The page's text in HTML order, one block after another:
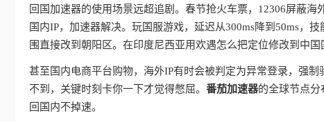
回国加速器的使用场景远超追剧。春节抢火车票，12306屏蔽
国内IP，加速器解决。玩国服游戏，延迟从300ms降到50ms，
围直接改到朝阳区。在印度尼西亚用欢遇怎么把定位修改到中
甚至国内电商平台购物，海外IP有时会被判定为异常登录，强
不到，关键时刻卡你一下才觉得憋屈。 番茄加速器的全球节点分
回国内不掉速。